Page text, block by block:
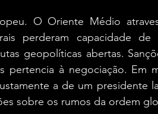
O Oriente Médio
perderam capacidade de
geopolíticas abertas.
pertencia à negociação. Em
a de um presidente
sobre os rumos da ordem